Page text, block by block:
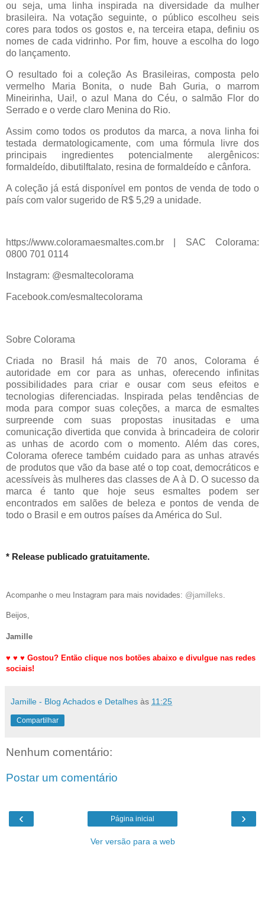
ou seja, uma linha inspirada na diversidade da mulher
brasileira. Na votação seguinte, o público escolheu seis
cores para todos os gostos e, na terceira etapa, definiu os
nomes de cada vidrinho. Por fim, houve a escolha do logo
do lançamento.
O resultado foi a coleção As Brasileiras, composta pelo
vermelho Maria Bonita, o nude Bah Guria, o marrom
Mineirinha, Uai!, o azul Mana do Céu, o salmão Flor do
Serrado e o verde claro Menina do Rio.
Assim como todos os produtos da marca, a nova linha foi
testada dermatologicamente, com uma fórmula livre dos
principais ingredientes potencialmente alergênicos:
formaldeído, dibutilftalato, resina de formaldeído e cânfora.
A coleção já está disponível em pontos de venda de todo o
país com valor sugerido de R$ 5,29 a unidade.
https://www.coloramaesmaltes.com.br | SAC Colorama:
0800 701 0114
Instagram: @esmaltecolorama
Facebook.com/esmaltecolorama
Sobre Colorama
Criada no Brasil há mais de 70 anos, Colorama é
autoridade em cor para as unhas, oferecendo infinitas
possibilidades para criar e ousar com seus efeitos e
tecnologias diferenciadas. Inspirada pelas tendências de
moda para compor suas coleções, a marca de esmaltes
surpreende com suas propostas inusitadas e uma
comunicação divertida que convida à brincadeira de colorir
as unhas de acordo com o momento. Além das cores,
Colorama oferece também cuidado para as unhas através
de produtos que vão da base até o top coat, democráticos e
acessíveis às mulheres das classes de A à D. O sucesso da
marca é tanto que hoje seus esmaltes podem ser
encontrados em salões de beleza e pontos de venda de
todo o Brasil e em outros países da América do Sul.
* Release publicado gratuitamente.
Acompanhe o meu Instagram para mais novidades: @jamilleks
Beijos,
Jamille
♥ ♥ ♥ Gostou? Então clique nos botões abaixo e divulgue nas redes
sociais!
Jamille - Blog Achados e Detalhes às 11:25
Compartilhar
Nenhum comentário:
Postar um comentário
‹ ›
Página inicial
Ver versão para a web